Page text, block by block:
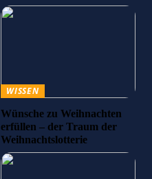
WISSEN
Wünsche zu Weihnachten
erfüllen – der Traum der
Weihnachtslotterie